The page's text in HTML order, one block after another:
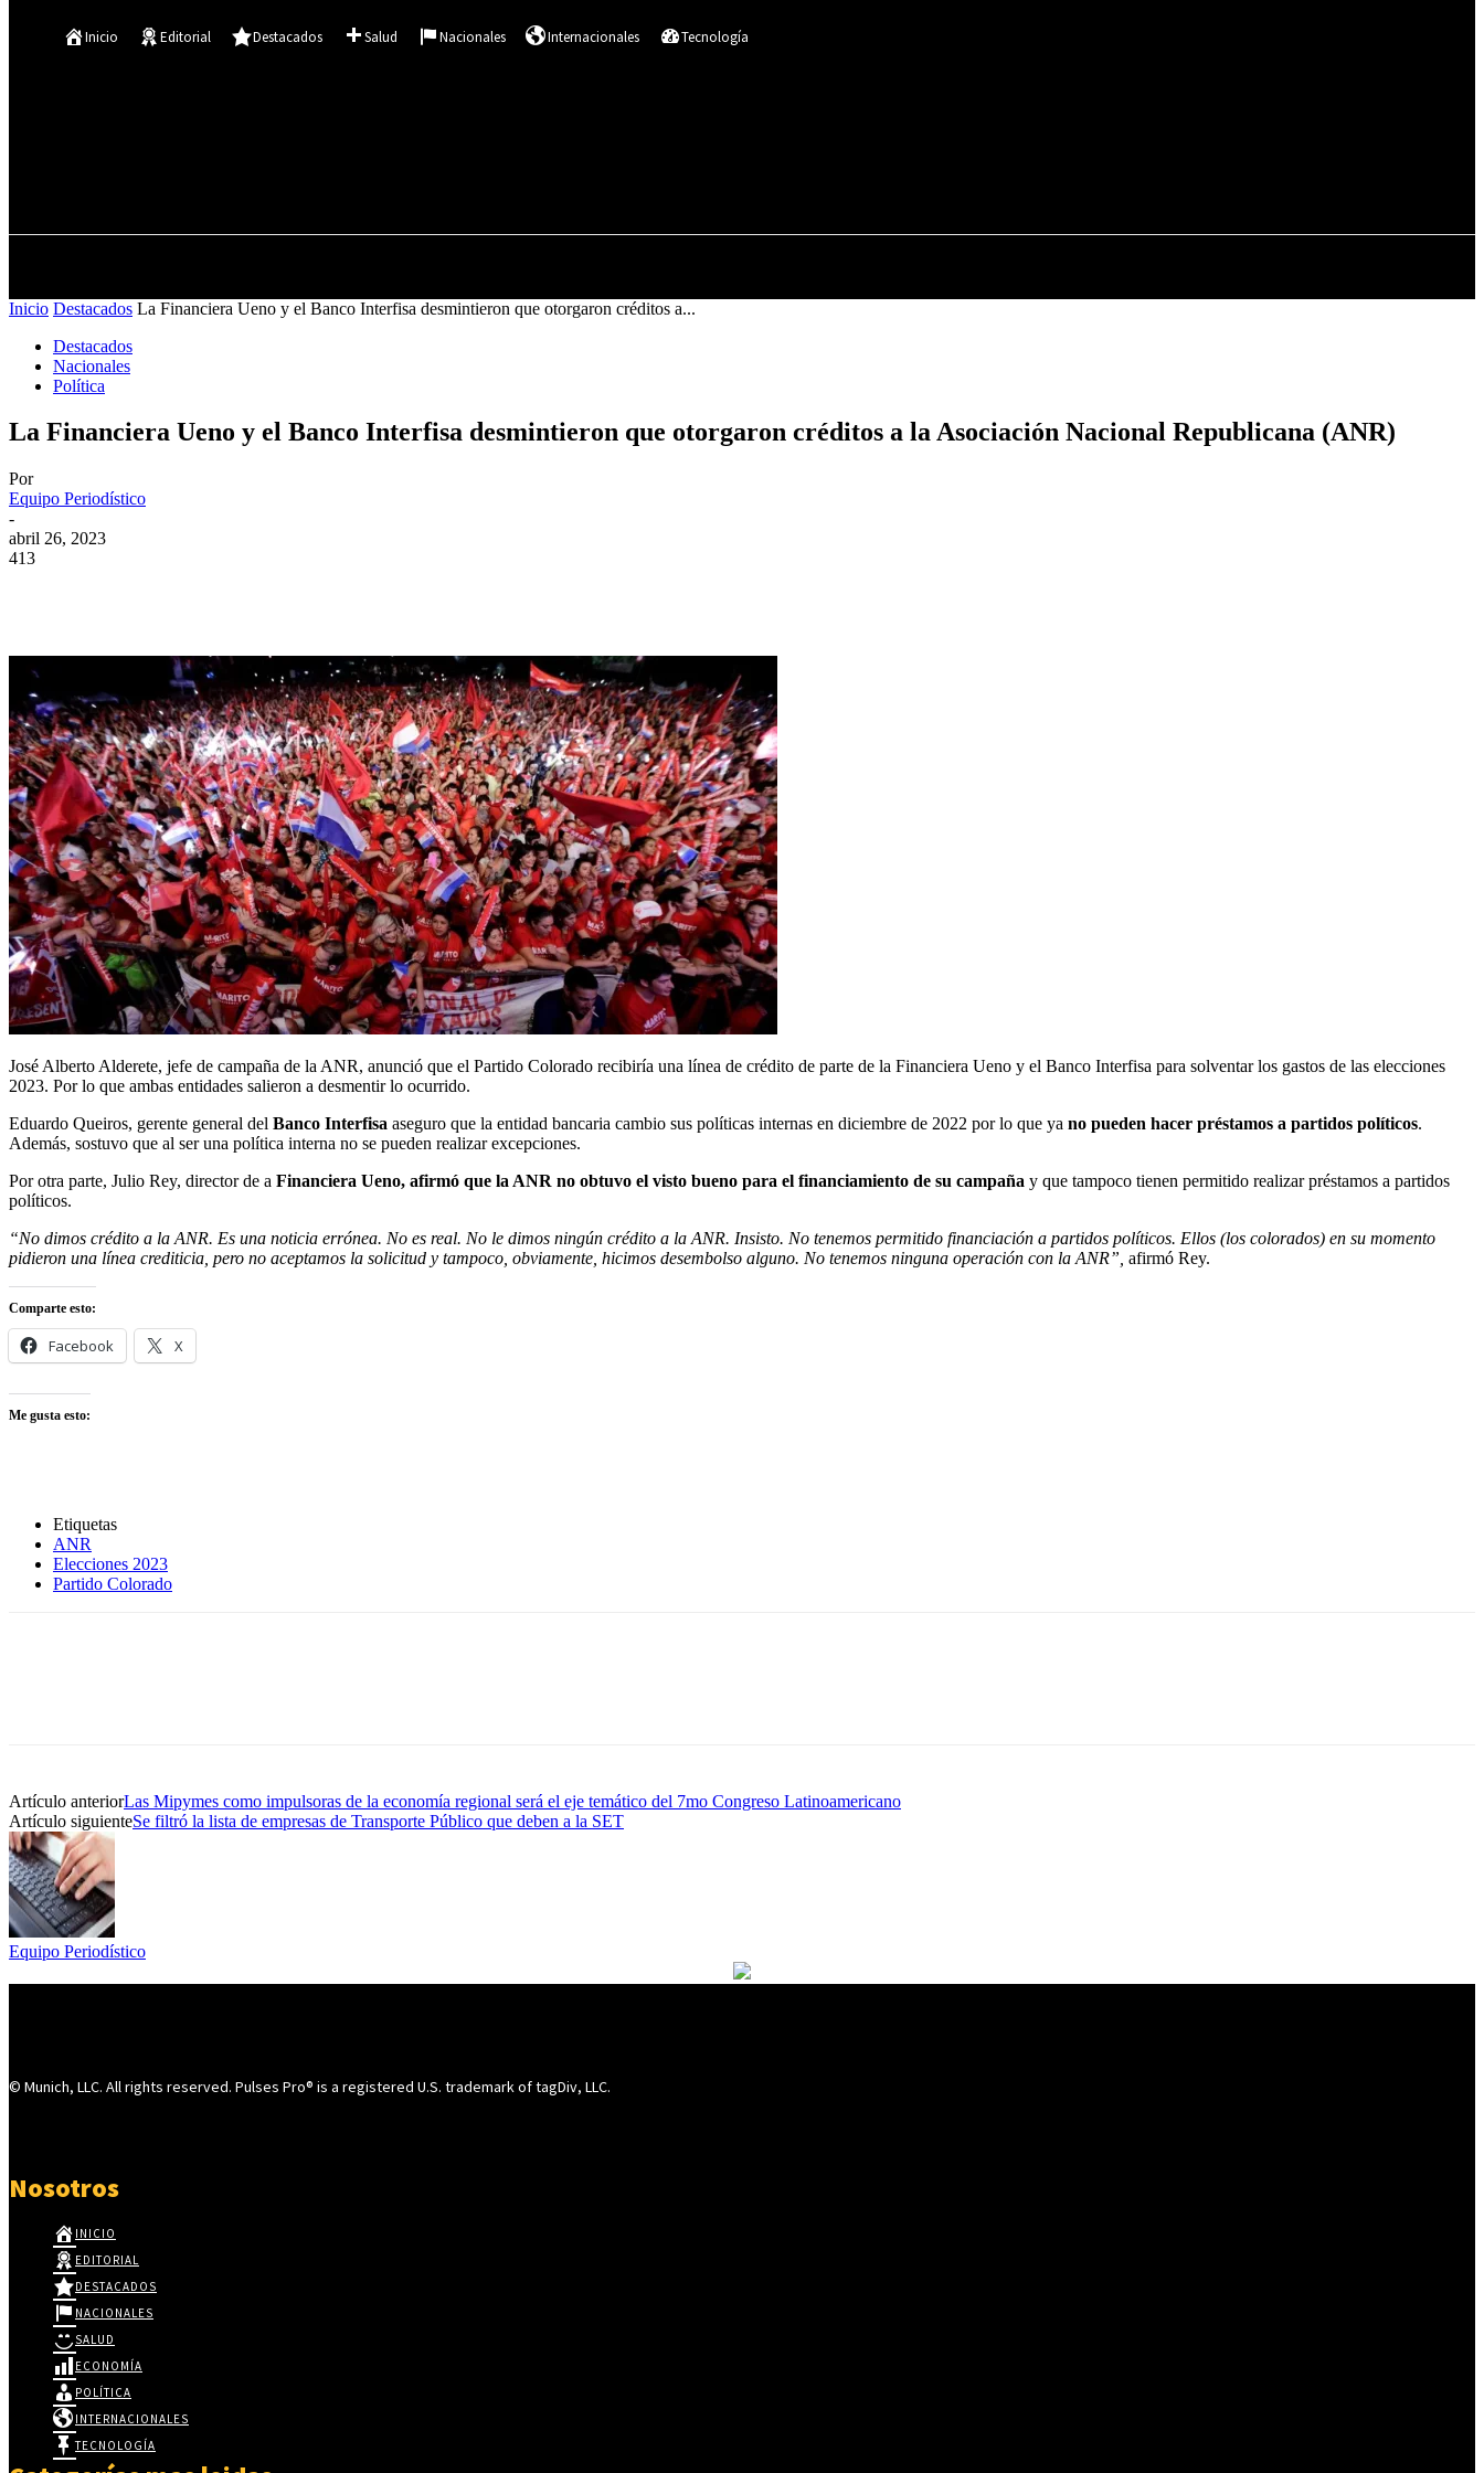
Inicio
Editorial Destacados Salud Nacionales Internacionales Tecnología
Inicio Destacados La Financiera Ueno y el Banco Interfisa desmintieron que otorgaron créditos a...
Destacados
Nacionales
Política
La Financiera Ueno y el Banco Interfisa desmintieron que otorgaron créditos a la Asociación Nacional Republicana (ANR)
Por
Equipo Periodístico
-
abril 26, 2023
413
José Alberto Alderete, jefe de campaña de la ANR, anunció que el Partido Colorado recibiría una línea de crédito de parte de la Financiera Ueno y el Banco Interfisa para solventar los gastos de las elecciones
2023. Por lo que ambas entidades salieron a desmentir lo ocurrido.
Eduardo Queiros, gerente general del Banco Interfisa aseguro que la entidad bancaria cambio sus políticas internas en diciembre de 2022 por lo que ya no pueden hacer préstamos a partidos políticos.
Además, sostuvo que al ser una política interna no se pueden realizar excepciones.
Por otra parte, Julio Rey, director de a Financiera Ueno, afirmó que la ANR no obtuvo el visto bueno para el financiamiento de su campaña y que tampoco tienen permitido realizar préstamos a partidos
políticos.
“No dimos crédito a la ANR. Es una noticia errónea. No es real. No le dimos ningún crédito a la ANR. Insisto. No tenemos permitido financiación a partidos políticos. Ellos (los colorados) en su momento
pidieron una línea crediticia, pero no aceptamos la solicitud y tampoco, obviamente, hicimos desembolso alguno. No tenemos ninguna operación con la ANR”, afirmó Rey.
Comparte esto:
Facebook X
Me gusta esto:
Etiquetas
ANR
Elecciones 2023
Partido Colorado
Artículo anteriorLas Mipymes como impulsoras de la economía regional será el eje temático del 7mo Congreso Latinoamericano
Artículo siguienteSe filtró la lista de empresas de Transporte Público que deben a la SET
Equipo Periodístico
© Munich, LLC. All rights reserved. Pulses Pro® is a registered U.S. trademark of tagDiv, LLC.
Nosotros
INICIO
EDITORIAL
DESTACADOS
NACIONALES
SALUD
ECONOMÍA
POLÍTICA
INTERNACIONALES
TECNOLOGÍA